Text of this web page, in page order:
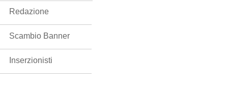
Redazione
Scambio Banner
Inserzionisti